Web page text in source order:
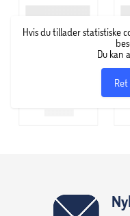
70 mm tyk topmadras
Nordisk Fjer B110
50 mm skumkerne
tykkelse på 70 mm.
betræk, som gør det
minimum 3
Hvis du tillader statistiske
Du kan